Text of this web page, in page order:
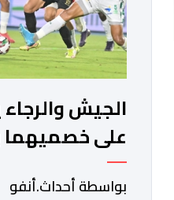
الجيش
على
الكاف
بواسطة أحداث.أنفو